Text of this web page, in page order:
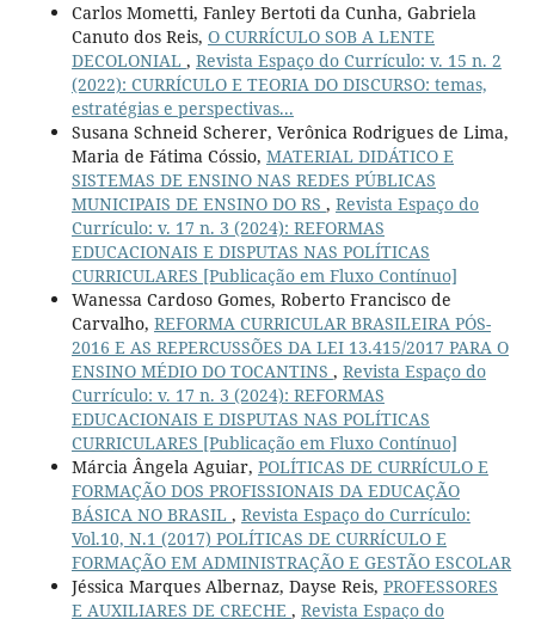
Carlos Mometti, Fanley Bertoti da Cunha, Gabriela
Canuto dos Reis, O CURRÍCULO SOB A LENTE
DECOLONIAL , Revista Espaço do Currículo: v. 15 n. 2
(2022): CURRÍCULO E TEORIA DO DISCURSO: temas,
estratégias e perspectivas...
Susana Schneid Scherer, Verônica Rodrigues de Lima,
Maria de Fátima Cóssio, MATERIAL DIDÁTICO E
SISTEMAS DE ENSINO NAS REDES PÚBLICAS
MUNICIPAIS DE ENSINO DO RS , Revista Espaço do
Currículo: v. 17 n. 3 (2024): REFORMAS
EDUCACIONAIS E DISPUTAS NAS POLÍTICAS
CURRICULARES [Publicação em Fluxo Contínuo]
Wanessa Cardoso Gomes, Roberto Francisco de
Carvalho, REFORMA CURRICULAR BRASILEIRA PÓS-
2016 E AS REPERCUSSÕES DA LEI 13.415/2017 PARA O
ENSINO MÉDIO DO TOCANTINS , Revista Espaço do
Currículo: v. 17 n. 3 (2024): REFORMAS
EDUCACIONAIS E DISPUTAS NAS POLÍTICAS
CURRICULARES [Publicação em Fluxo Contínuo]
Márcia Ângela Aguiar, POLÍTICAS DE CURRÍCULO E
FORMAÇÃO DOS PROFISSIONAIS DA EDUCAÇÃO
BÁSICA NO BRASIL , Revista Espaço do Currículo:
Vol.10, N.1 (2017) POLÍTICAS DE CURRÍCULO E
FORMAÇÃO EM ADMINISTRAÇÃO E GESTÃO ESCOLAR
Jéssica Marques Albernaz, Dayse Reis, PROFESSORES
E AUXILIARES DE CRECHE , Revista Espaço do